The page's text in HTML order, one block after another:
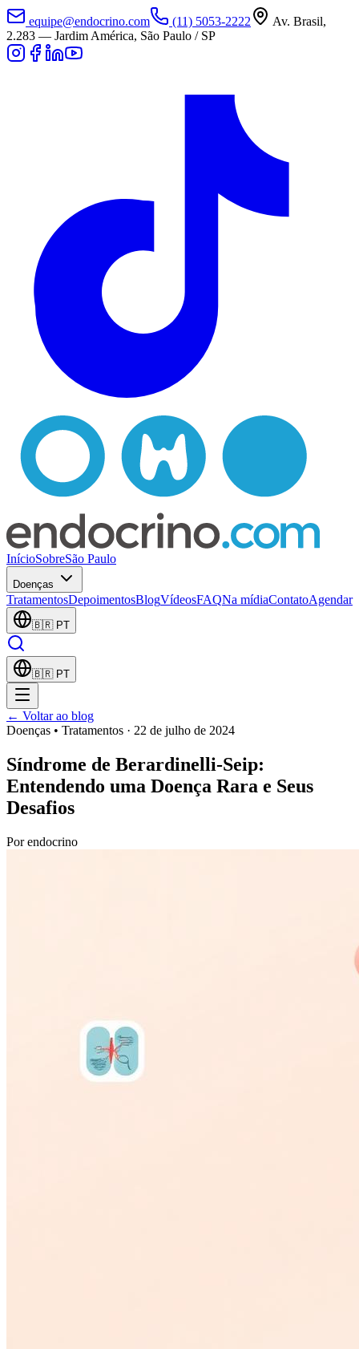
equipe@endocrino.com (11) 5053-2222
Av. Brasil,
2.283 — Jardim América, São Paulo / SP
InícioSobreSão Paulo
Doenças
TratamentosDepoimentosBlogVídeosFAQNa mídiaContatoAgendar
🇧🇷 PT
🇧🇷 PT
← Voltar ao blog
Doenças • Tratamentos · 22 de julho de 2024
Síndrome de Berardinelli-Seip:
Entendendo uma Doença Rara e Seus
Desafios
Porendocrino